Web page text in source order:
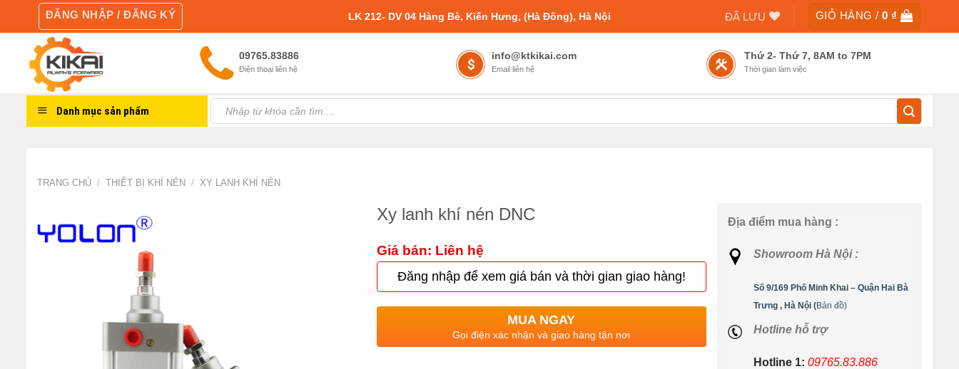
content
ĐĂNG NHẬP / ĐĂNG KÝ LK 212- DV 04 Hàng Bè, Kiến Hưng, (Hà Đông), Hà Nội ĐÃ LƯU GIỎ HÀNG / 0 ₫
09765.83886
Điện thoại liên hệ
info@ktkikai.com
Email liên hệ
Thứ 2- Thứ 7, 8AM to 7PM
Thời gian làm việc
Danh mục sản phẩm
kiếm:
TRANG CHỦ / THIẾT BỊ KHÍ NÉN / XY LANH KHÍ NÉN
Xy lanh khí nén DNC
Giá bán: Liên hệ
Đăng nhập để xem giá bán và thời gian giao hàng!
MUA NGAY
Gọi điện xác nhận và giao hàng tận nơi
Địa điểm mua hàng :
Showroom Hà Nội :
Số 9/169 Phố Minh Khai – Quận Hai Bà
Trưng , Hà Nội (Bản đồ)
Hotline hỗ trợ
Hotline 1: 09765.83.886